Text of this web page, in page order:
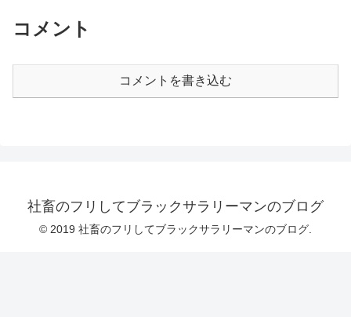
コメント
コメントを書き込む
社畜のフリしてブラックサラリーマンのブログ
© 2019 社畜のフリしてブラックサラリーマンのブログ.